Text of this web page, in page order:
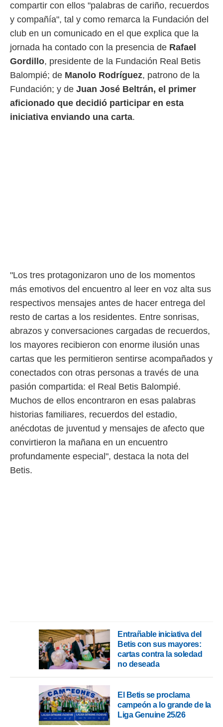
utilizar
crear un
contenido
de la
el
de
compartir con ellos "palabras de cariño, recuerdos
y compañía", tal y como remarca la Fundación del
club en un comunicado en el que explica que la
jornada ha contado con la presencia de Rafael
Gordillo, presidente de la Fundación Real Betis
Balompié; de Manolo Rodríguez, patrono de la
Fundación; y de Juan José Beltrán, el primer
aficionado que decidió participar en esta
iniciativa enviando una carta.
"Los tres protagonizaron uno de los momentos
más emotivos del encuentro al leer en voz alta sus
respectivos mensajes antes de hacer entrega del
resto de cartas a los residentes. Entre sonrisas,
abrazos y conversaciones cargadas de recuerdos,
los mayores recibieron con enorme ilusión unas
cartas que les permitieron sentirse acompañados y
conectados con otras personas a través de una
pasión compartida: el Real Betis Balompié.
Muchos de ellos encontraron en esas palabras
historias familiares, recuerdos del estadio,
anécdotas de juventud y mensajes de afecto que
convirtieron la mañana en un encuentro
profundamente especial", destaca la nota del
Betis.
Entrañable iniciativa del
Betis con sus mayores:
cartas contra la soledad
no deseada
El Betis se proclama
campeón a lo grande de la
Liga Genuine 25/26